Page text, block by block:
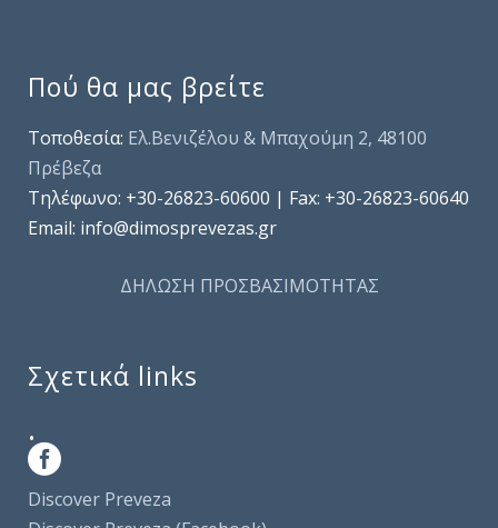
Πού θα μας βρείτε
Τοποθεσία: Ελ.Βενιζέλου & Μπαχούμη 2, 48100
Πρέβεζα
Τηλέφωνo: +30-26823-60600 | Fax: +30-26823-60640
Email: info@dimosprevezas.gr
ΔΗΛΩΣΗ ΠΡΟΣΒΑΣΙΜΟΤΗΤΑΣ
Σχετικά links
.
Discover Preveza